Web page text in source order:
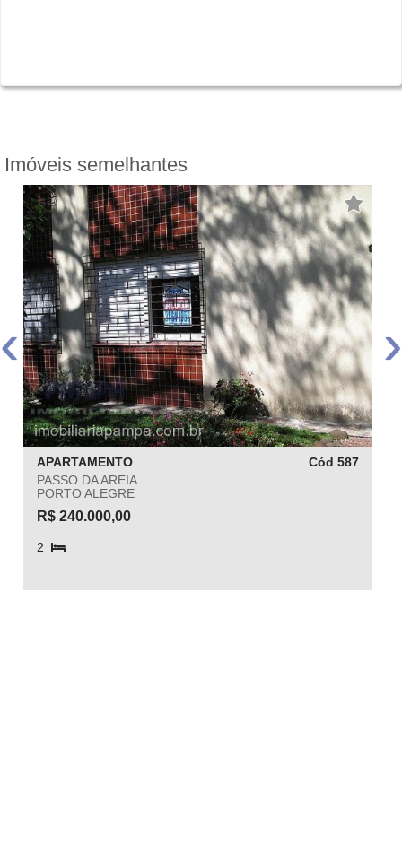
Imóveis semelhantes
‹
APARTAMENTO
Cód 587
PASSO DA AREIA
PORTO ALEGRE
R$ 240.000,00
2
›